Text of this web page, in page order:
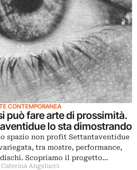
CONTEMPORANEA
può fare arte di prossimità.
lo sta dimostrando
spazio non profit Settantaventidue
tra mostre, performance,
Scopriamo il progetto…
Angelucci